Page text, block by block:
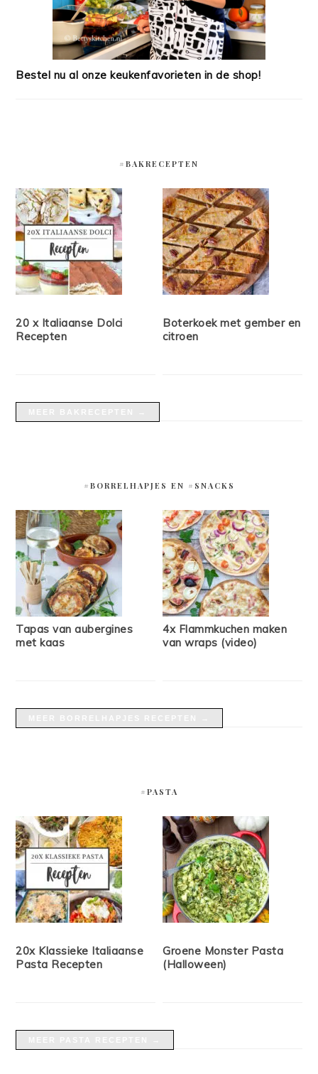
Bestel nu al onze keukenfavorieten in de shop!
#BAKRECEPTEN
20 x Italiaanse Dolci
Recepten
Boterkoek met gember en
citroen
#BORRELHAPJES EN #SNACKS
Tapas van aubergines
met kaas
4x Flammkuchen maken
van wraps (video)
#PASTA
20x Klassieke Italiaanse
Pasta Recepten
Groene Monster Pasta
(Halloween)